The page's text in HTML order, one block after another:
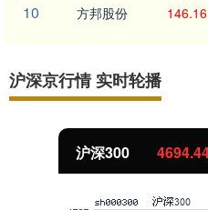
10 方邦股份 146.16
沪深京行情 实时轮播
北证50 1134.24